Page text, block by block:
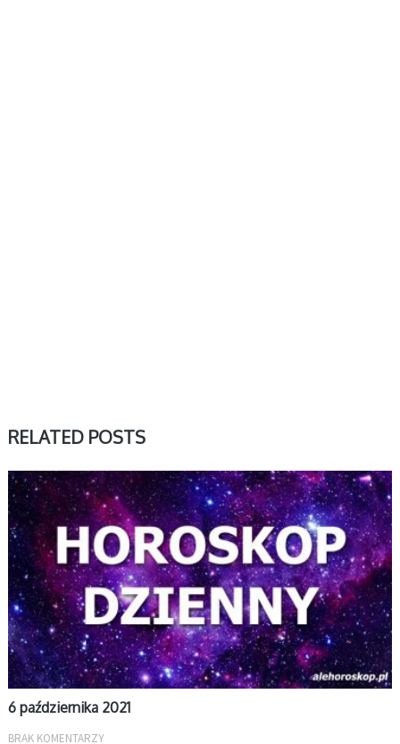
RELATED POSTS
DZIENNY
6 października 2021
BRAK KOMENTARZY